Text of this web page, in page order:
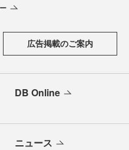
広告掲載のご案内
DB Online
ニュース